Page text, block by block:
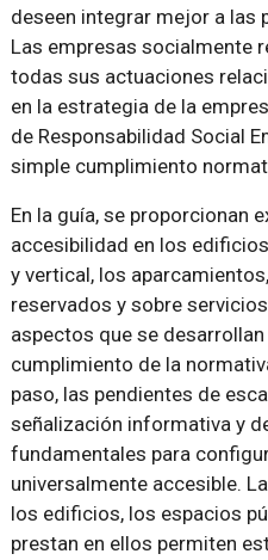
deseen integrar mejor a las
Las empresas socialmente
todas sus actuaciones
en la estrategia de la
de Responsabilidad Social
simple cumplimiento
En la guía, se proporcionan
accesibilidad en los
y vertical, los
reservados y sobre
aspectos que se
cumplimiento de la
paso, las pendientes de
señalización informativa y
fundamentales para
universalmente accesible.
los edificios, los espacios
prestan en ellos permiten